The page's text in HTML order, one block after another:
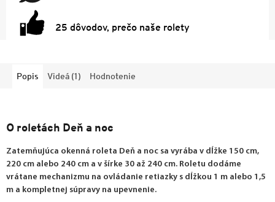
25 dôvodov, prečo naše rolety
Popis Videá (1) Hodnotenie
O roletách Deň a noc
Zatemňujúca okenná roleta Deň a noc sa vyrába v dĺžke 150 cm,
220 cm alebo 240 cm a v šírke 30 až 240 cm. Roletu dodáme
vrátane mechanizmu na ovládanie retiazky s dĺžkou 1 m alebo 1,5
m a kompletnej súpravy na upevnenie.